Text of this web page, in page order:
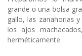
grande o una bolsa
gallo, las zanahorias
los ajos
herméticamente.